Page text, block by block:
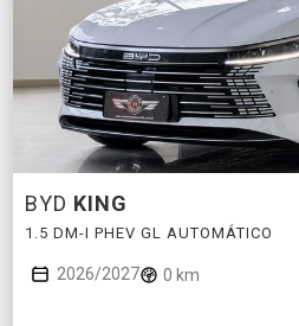
BYD KING
1.5 DM-I PHEV GL AUTOMÁTICO
2026/2027 0 km